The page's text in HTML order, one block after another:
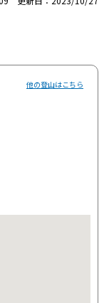
他の登山はこちら